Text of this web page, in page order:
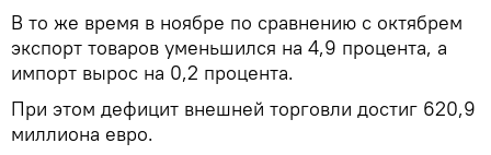
В то же время в ноябре по сравнению с октябрем
экспорт товаров уменьшился на 4,9 процента, а
импорт вырос на 0,2 процента.
При этом дефицит внешней торговли достиг 620,9
миллиона евро.